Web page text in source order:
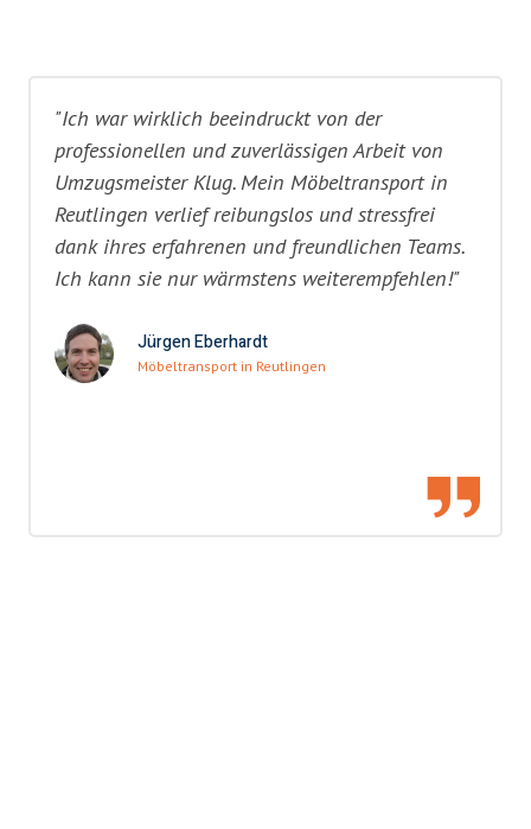
"Ich war wirklich beeindruckt von der
professionellen und zuverlässigen Arbeit von
Umzugsmeister Klug. Mein Möbeltransport in
Reutlingen verlief reibungslos und stressfrei
dank ihres erfahrenen und freundlichen Teams.
Ich kann sie nur wärmstens weiterempfehlen!"
Jürgen Eberhardt
Möbeltransport in Reutlingen